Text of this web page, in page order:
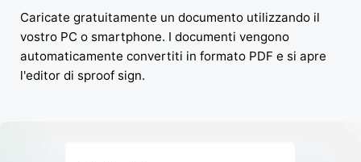
Caricate gratuitamente un documento utilizzando il
vostro PC o smartphone. I documenti vengono
automaticamente convertiti in formato PDF e si apre
l'editor di sproof sign.